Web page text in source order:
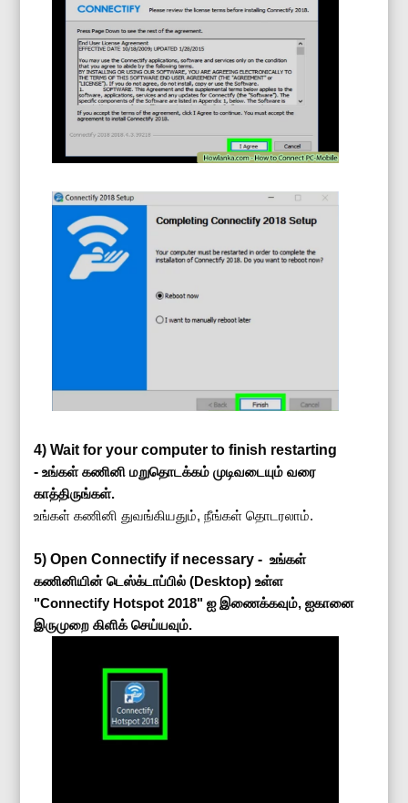
4) Wait for your computer to finish restarting
-உங்கள் கணினி மறுதொடக்கம் முடிவடையும் வரை
காத்திருங்கள்.
உங்கள் கணினி துவங்கியதும், நீங்கள் தொடரலாம்.
5) Open Connectify if necessary -உங்கள்
கணினியின் டெஸ்க்டாப்பில் (Desktop) உள்ள
"Connectify Hotspot 2018" ஐ இணைக்கவும், ஐகானை
இருமுறை கிளிக் செய்யவும்.